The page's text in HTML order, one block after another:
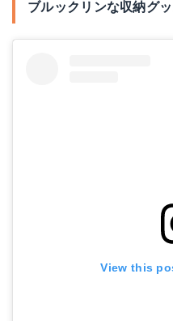
ブルックリンな収納グ
View this